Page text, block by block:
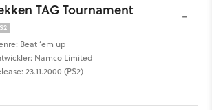
TAG Tournament
Beat ’em up
Namco Limited
23.11.2000 (PS2)
-